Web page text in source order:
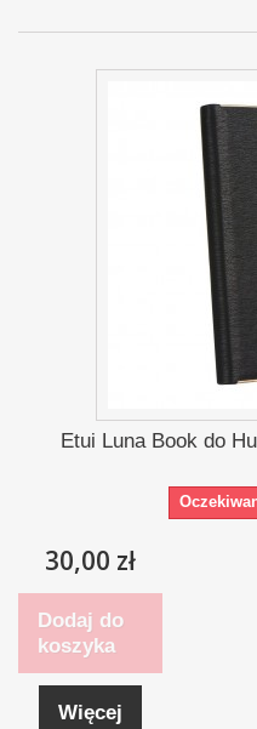
Etui Luna Book do
30,00 zł
Dodaj do
koszyka
Więcej